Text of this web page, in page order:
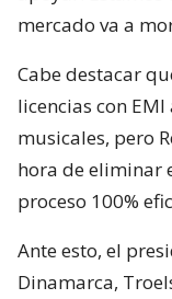
mercado va a
Cabe destacar
licencias con
musicales, pero
hora de eliminar
proceso 100%
Ante esto, el
Dinamarca,